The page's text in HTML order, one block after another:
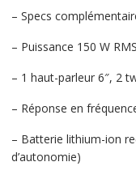
– Specs
– Puissance 150 W RMS
– 1 haut-parleur 6″, 2
– Réponse en
– Batterie lithium-ion
d’autonomie)